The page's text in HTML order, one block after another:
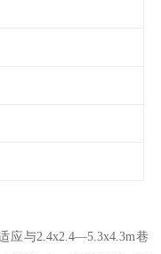
应与2.4x2.4—5.3x4.3m巷